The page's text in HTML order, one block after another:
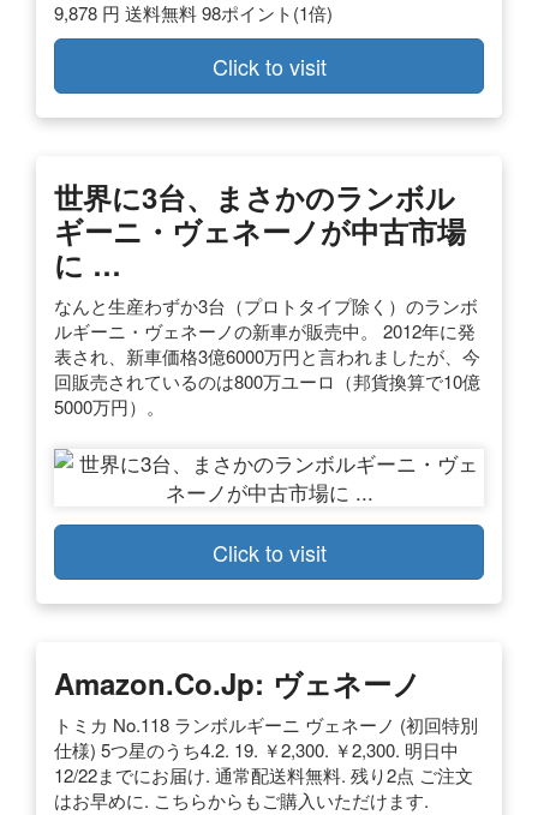
9,878 円 送料無料 98ポイント(1倍)
Click to visit
世界に3台、まさかのランボル
ギーニ・ヴェネーノが中古市場
に …
なんと生産わずか3台（プロトタイプ除く）のランボ
ルギーニ・ヴェネーノの新車が販売中。 2012年に発
表され、新車価格3億6000万円と言われましたが、今
回販売されているのは800万ユーロ（邦貨換算で10億
5000万円）。
Click to visit
Amazon.co.jp: ヴェネーノ
トミカ No.118 ランボルギーニ ヴェネーノ (初回特別
仕様) 5つ星のうち4.2. 19. ￥2,300. ￥2,300. 明日中
12/22までにお届け. 通常配送料無料. 残り2点 ご注文
はお早めに. こちらからもご購入いただけます.